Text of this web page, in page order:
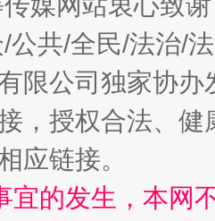
魏明亮
公共/全民/法治/
限公司独家协
，授权合法、
应链接。
宜的发生，本网